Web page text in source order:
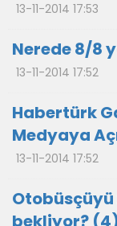
13-11-2014 17:53
Nerede 8/8
13-11-2014 17:52
Habertürk
Medyaya
13-11-2014 17:52
Otobüsçüyü
bekliyor?